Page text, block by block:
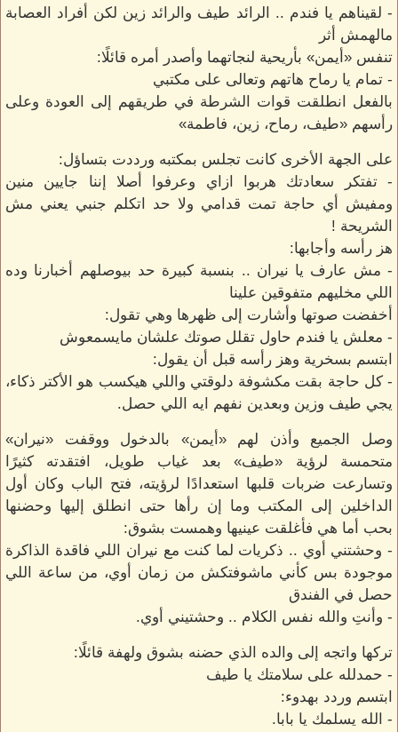
- لقيناهم يا فندم .. الرائد طيف والرائد زين لكن أفراد العصابة
مالهمش أثر
تنفس «أيمن» بأريحية لنجاتهما وأصدر أمره قائلًا:
- تمام يا رماح هاتهم وتعالى على مكتبي
بالفعل انطلقت قوات الشرطة في طريقهم إلى العودة وعلى
رأسهم «طيف، رماح، زين، فاطمة»
على الجهة الأخرى كانت تجلس بمكتبه ورددت بتساؤل:
- تفتكر سعادتك هربوا ازاي وعرفوا أصلا إننا جايين منين
ومفيش أي حاجة تمت قدامي ولا حد اتكلم جنبي يعني مش
الشريحة !
هز رأسه وأجابها:
- مش عارف يا نيران .. بنسبة كبيرة حد بيوصلهم أخبارنا وده
اللي مخليهم متفوقين علينا
أخفضت صوتها وأشارت إلى ظهرها وهي تقول:
- معلش يا فندم حاول تقلل صوتك علشان مايسمعوش
ابتسم بسخرية وهز رأسه قبل أن يقول:
- كل حاجة بقت مكشوفة دلوقتي واللي هيكسب هو الأكتر ذكاء،
يجي طيف وزين وبعدين نفهم ايه اللي حصل.
وصل الجميع وأذن لهم «أيمن» بالدخول ووقفت «نيران»
متحمسة لرؤية «طيف» بعد غياب طويل، افتقدته كثيرًا
وتسارعت ضربات قلبها استعدادًا لرؤيته، فتح الباب وكان أول
الداخلين إلى المكتب وما إن رأها حتى انطلق إليها وحضنها
بحب أما هي فأغلقت عينيها وهمست بشوق:
- وحشتني أوي .. ذكريات لما كنت مع نيران اللي فاقدة الذاكرة
موجودة بس كأني ماشوفتكش من زمان أوي، من ساعة اللي
حصل في الفندق
- وأنتِ والله نفس الكلام .. وحشتيني أوي.
تركها واتجه إلى والده الذي حضنه بشوق ولهفة قائلًا:
- حمدلله على سلامتك يا طيف
ابتسم وردد بهدوء:
- الله يسلمك يا بابا.